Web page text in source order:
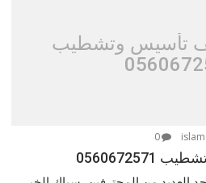
تأسيس وتشطيب
0